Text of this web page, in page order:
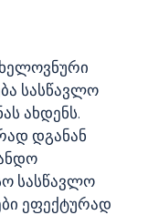
სასწავლო
ახდენს.
დგანან
სასწავლო
ეფექტურად